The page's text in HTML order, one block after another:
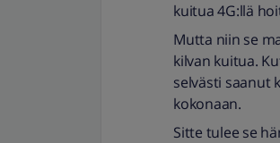
kuitua 4G:llä
Mutta niin se
kilvan kuitua.
selvästi saanut
kokonaan.
Sitte tulee se